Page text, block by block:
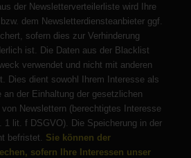
der Newsletterverteilerliste wird Ihre
dem Newsletterdiensteanbieter ggf.
sofern dies zur Verhinderung
ist. Die Daten aus der Blacklist
verwendet und nicht mit anderen
Dies dient sowohl Ihrem Interesse als
der Einhaltung der gesetzlichen
Newslettern (berechtigtes Interesse
1 lit. f DSGVO). Die Speicherung in der
befristet. Sie können der
sofern Ihre Interessen unser